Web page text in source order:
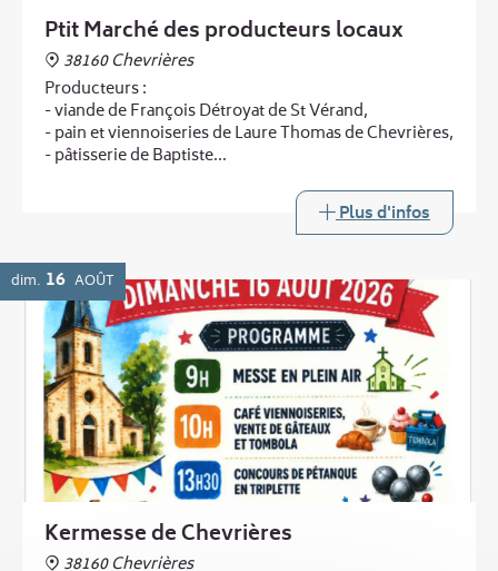
Ptit Marché des producteurs locaux
38160 Chevrières
Producteurs :
- viande de François Détroyat de St Vérand,
- pain et viennoiseries de Laure Thomas de Chevrières,
- pâtisserie de Baptiste
- légumes de Laurent Boucheny de Murinais
Buvette
Plus d'infos
dim. 16 AOÛT
Kermesse de Chevrières
38160 Chevrières